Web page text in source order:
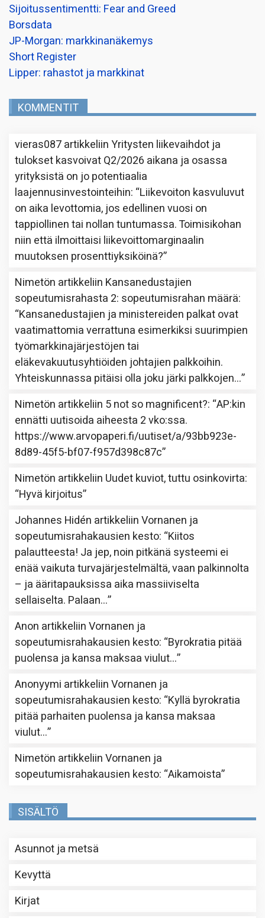
Sijoitussentimentti: Fear and Greed
Borsdata
JP-Morgan: markkinanäkemys
Short Register
Lipper: rahastot ja markkinat
KOMMENTIT
vieras087artikkeliinYritysten liikevaihdot ja
tulokset kasvoivat Q2/2026 aikana ja osassa
yrityksistä on jo potentiaalia
laajennusinvestointeihin: “Liikevoiton kasvuluvut
on aika levottomia, jos edellinen vuosi on
tappiollinen tai nollan tuntumassa. Toimisikohan
niin että ilmoittaisi liikevoittomarginaalin
muutoksen prosenttiyksiköinä?”
Nimetön artikkeliin Kansanedustajien
sopeutumisrahasta 2: sopeutumisrahan määrä:
“Kansanedustajien ja ministereiden palkat ovat
vaatimattomia verrattuna esimerkiksi suurimpien
työmarkkinajärjestöjen tai
eläkevakuutusyhtiöiden johtajien palkkoihin.
Yhteiskunnassa pitäisi olla joku järki palkkojen…”
Nimetön artikkeliin 5 not so magnificent?: “AP:kin
ennätti uutisoida aiheesta 2 vko:ssa.
https://www.arvopaperi.fi/uutiset/a/93bb923e-
8d89-45f5-bf07-f957d398c87c”
Nimetön artikkeliin Uudet kuviot, tuttu osinkovirta:
“Hyvä kirjoitus”
Johannes Hidén artikkeliinVornanen ja
sopeutumisrahakausien kesto: “Kiitos
palautteesta! Ja jep, noin pitkänä systeemi ei
enää vaikuta turvajärjestelmältä, vaan palkinnolta
– ja ääritapauksissa aika massiiviselta
sellaiselta. Palaan…”
Anon artikkeliinVornanen ja
sopeutumisrahakausien kesto: “Byrokratia pitää
puolensa ja kansa maksaa viulut…”
Anonyymi artikkeliinVornanen ja
sopeutumisrahakausien kesto: “Kyllä byrokratia
pitää parhaiten puolensa ja kansa maksaa
viulut…”
Nimetön artikkeliinVornanen ja
sopeutumisrahakausien kesto: “Aikamoista”
SISÄLTÖ
Asunnot ja metsä
Kevyttä
Kirjat